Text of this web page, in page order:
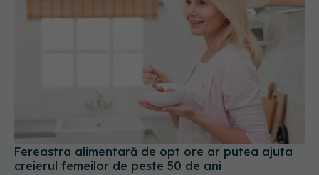
Fereastra alimentară de opt ore ar putea ajuta
creierul femeilor de peste 50 de ani